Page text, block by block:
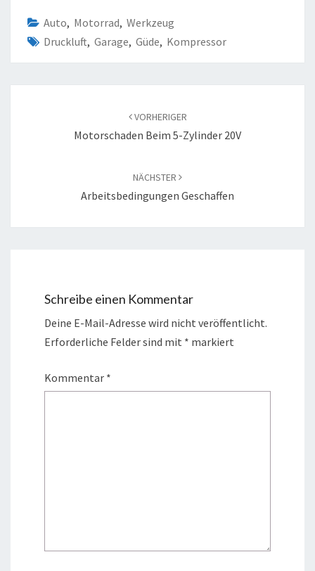
Auto, Motorrad, Werkzeug
Druckluft, Garage, Güde, Kompressor
VORHERIGER
Motorschaden Beim 5-Zylinder 20V
NÄCHSTER
Arbeitsbedingungen Geschaffen
Schreibe einen Kommentar
Deine E-Mail-Adresse wird nicht veröffentlicht.
Erforderliche Felder sind mit * markiert
Kommentar *